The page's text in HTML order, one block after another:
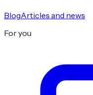
BlogArticles and news
For you